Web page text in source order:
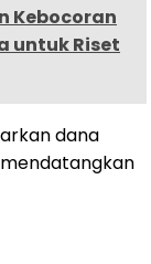
Kebocoran
untuk Riset
dana